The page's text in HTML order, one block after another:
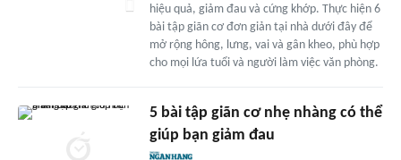
hiệu quả, giảm đau và cứng khớp. Thực hiện 6
bài tập giãn cơ đơn giản tại nhà dưới đây để
mở rộng hông, lưng, vai và gân kheo, phù hợp
cho mọi lứa tuổi và người làm việc văn phòng.
5 bài tập giãn cơ nhẹ nhàng có thể
giúp bạn giảm đau